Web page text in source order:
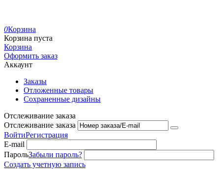
0Корзина
Корзина пуста
Корзина
Оформить заказ
Аккаунт
Заказы
Отложенные товары
Сохраненные дизайны
Отслеживание заказа
Отслеживание заказа
ВойтиРегистрация
E-mail
ПарольЗабыли пароль?
Создать учетную запись